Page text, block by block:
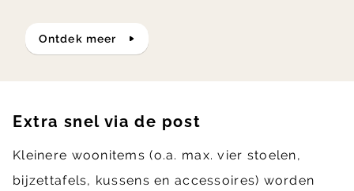
ontdek meer
Extra snel via de post
Kleinere woonitems (o.a. max. vier stoelen,
bijzettafels, kussens en accessoires) worden